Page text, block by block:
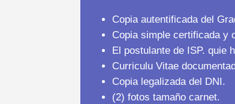
Copia autentificada del
Copia simple certificada y
El postulante de ISP. quie
Curriculu Vitae
Copia legalizada del DNI.
(2) fotos tamaño carnet.